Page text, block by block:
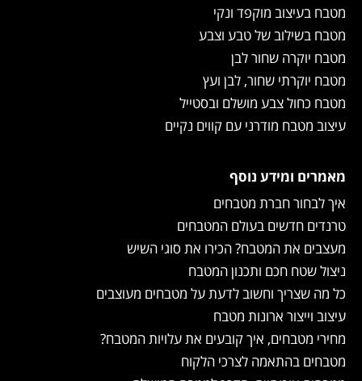
מטבח בעיצוב מוקפד ונקי
מטבח בשילוב של טבע וצבע
מטבח יוקרה שחור לבן
מטבח יוקרתי שחור, לבן ועץ
מטבח כחול צבע מושלם ובסטייל
עיצוב מטבח מודרני עם קווים נקיים
מאמרים ומידע נוסף
איך לבחור חברת מטבחים
טרנדים חדשים בעולם המטבחים
מעצבים את המטבח? הכירו את סוגי השיש
ניצול שטח חכם ותכנון המטבח
כל מה שצריך וחשוב לדעת על מטבחים מעוצבים
עיצוב וייצור ארונות מטבח
מחירי מטבחים, איך קובעים את עלויות המטבח?
מטבחים בהתאמה לצרכי הלקוח